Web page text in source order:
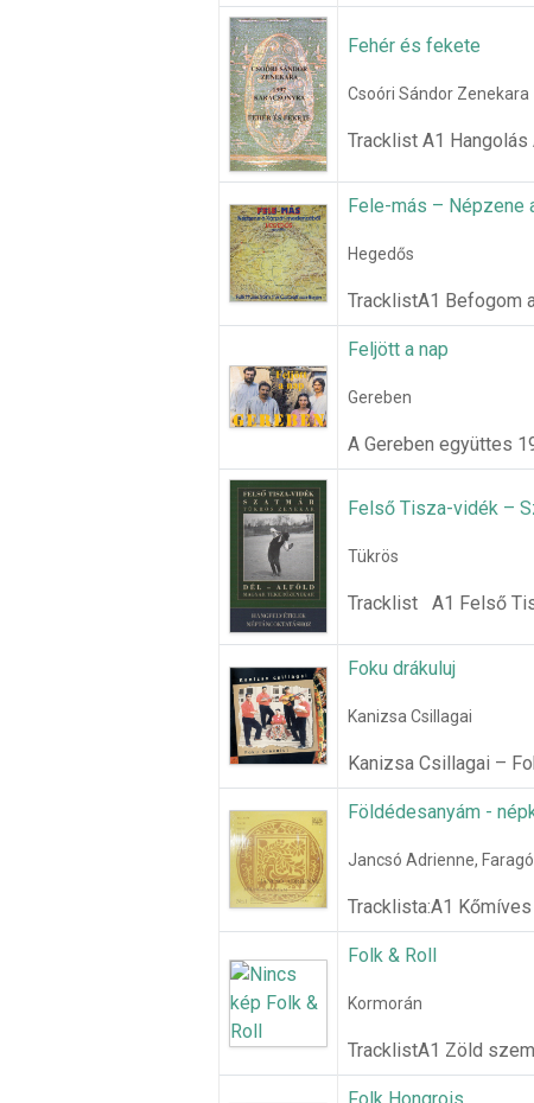
Fehér és fekete
Csoóri Sándor Zenekara
Tracklist A1
Fele-más – Népzene
Hegedős
TracklistA1 Befogom
Feljött a nap
Gereben
A Gereben együttes
Felső Tisza-vidék –
Tükrös
Tracklist A1 Felső
Foku drákuluj
Kanizsa Csillagai
Kanizsa Csillagai –
Földédesanyám -
Jancsó Adrienne,
Tracklista:A1
Folk & Roll
Kormorán
TracklistA1 Zöld
Folk Hongrois